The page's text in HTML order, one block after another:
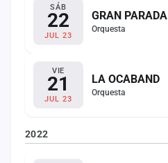
SÁB
22
JUL 23
GRAN PARADA
Orquesta
VIE
21
JUL 23
LA OCABAND
Orquesta
2022